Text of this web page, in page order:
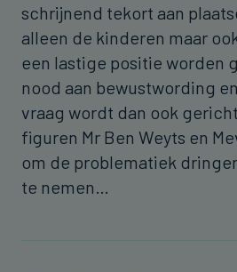
schrijnend tekort aan
alleen de kinderen maar
een lastige positie worden
nood aan bewustwording
vraag wordt dan ook
figuren Mr Ben Weyts en
om de problematiek
te nemen…